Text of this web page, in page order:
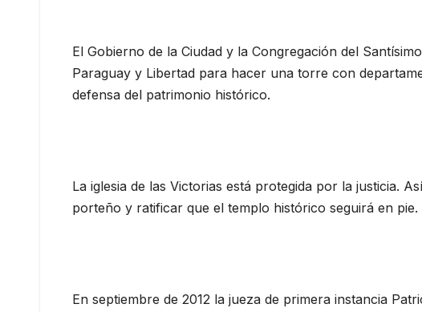
El Gobierno de la Ciudad y la Congregación del
Paraguay y Libertad para hacer una torre con
defensa del patrimonio histórico.
La iglesia de las Victorias está protegida por la justicia.
porteño y ratificar que el templo histórico seguirá en pie.
En septiembre de 2012 la jueza de primera instancia